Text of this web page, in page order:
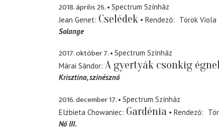
2018. április 26.
Spectrum Színház
Jean Genet Cselédek Rendező
Török Viola
Solange
2017. október 7.
Spectrum Színház
Márai Sándor A gyertyák csonkig
Krisztina színésznő
2016. december 17.
Spectrum Színház
Elżbieta Chowaniec Gardénia Rendező
Nő III.